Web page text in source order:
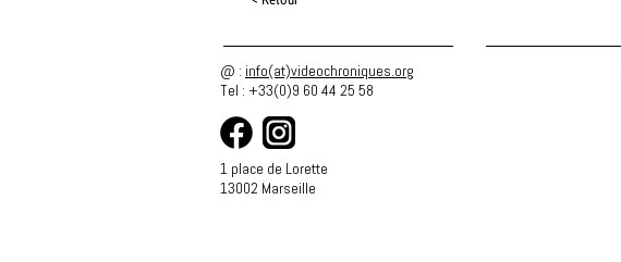
@ : info(at)videochroniques.org
Tel : +33(0)9 60 44 25 58
1 place de Lorette
13002 Marseille